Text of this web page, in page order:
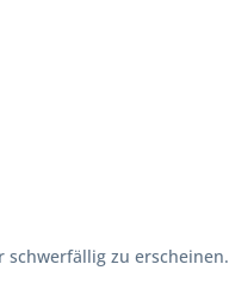
zu erscheinen.